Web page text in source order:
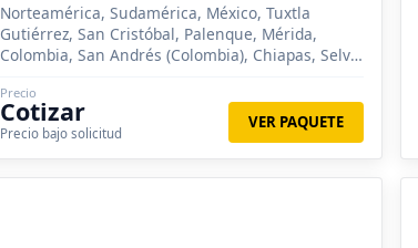
Norteamérica, Sudamérica, México, Tuxtla
Gutiérrez, San Cristóbal, Palenque, Mérida,
Colombia, San Andrés (Colombia), Chiapas, Selva
Lagunas de Montebello, Misol Ha, Yaxchilán,
Chiapa de Corzo, Oaxaca, Mitla, Monte Albán,
Yucatán, Celestún, Cascadas de Agua Azul
Precio
Cotizar
Precio bajo solicitud
VER PAQUETE